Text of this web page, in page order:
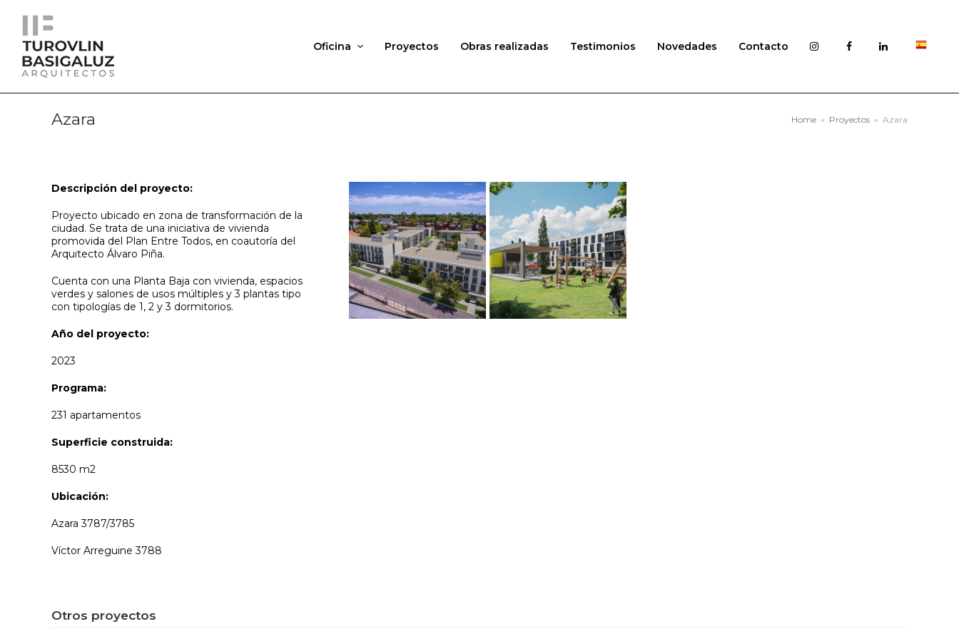
Oficina Proyectos Obras realizadas Testimonios Novedades Contacto
Azara Home » Proyectos » Azara
Descripción del proyecto:
Proyecto ubicado en zona de transformación de la
ciudad. Se trata de una iniciativa de vivienda
promovida del Plan Entre Todos, en coautoría del
Arquitecto Álvaro Piña.
Cuenta con una Planta Baja con vivienda, espacios
verdes y salones de usos múltiples y 3 plantas tipo
con tipologías de 1, 2 y 3 dormitorios.
Año del proyecto:
2023
Programa:
231 apartamentos
Superficie construida:
8530 m2
Ubicación:
Azara 3787/3785
Víctor Arreguine 3788
Otros proyectos